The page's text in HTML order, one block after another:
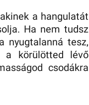
a hangulatát
Ha nem tudsz
nyugtalanná tesz,
a körülötted lévő
csodákra